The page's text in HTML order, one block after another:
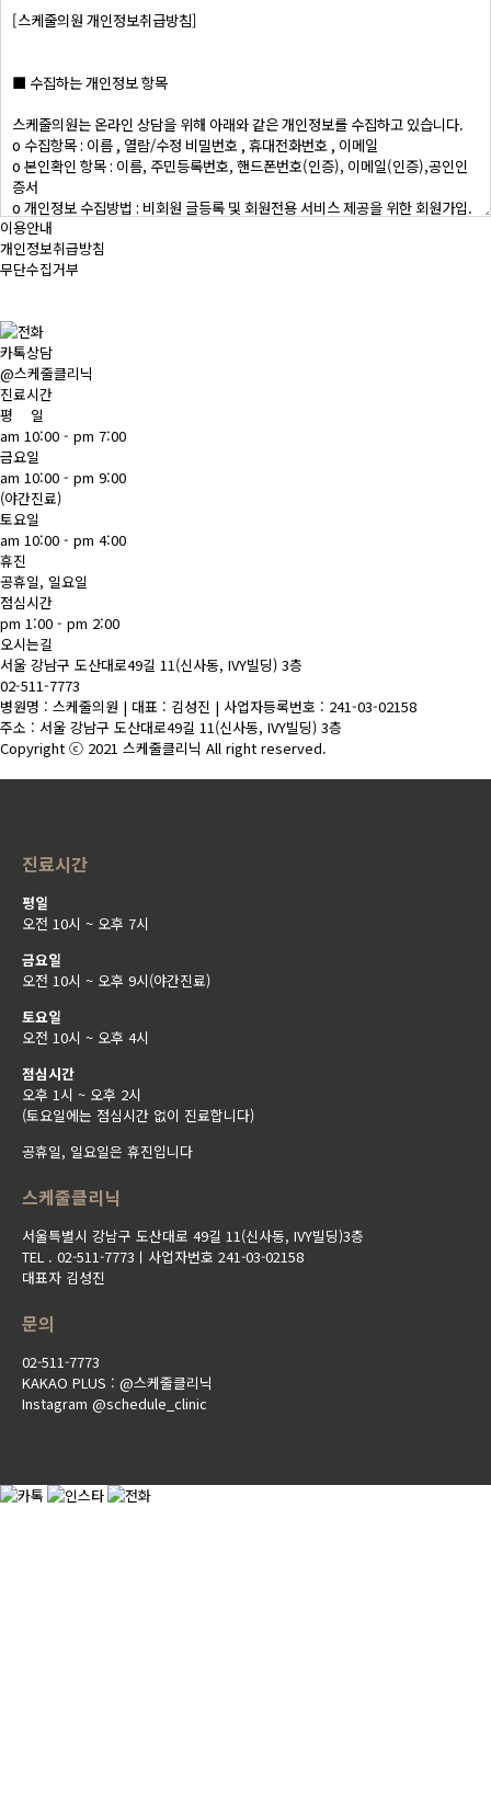
이용안내
개인정보취급방침
무단수집거부
카톡상담
@스케줄클리닉
진료시간
평 일
am 10:00 - pm 7:00
금요일
am 10:00 - pm 9:00
(야간진료)
토요일
am 10:00 - pm 4:00
휴진
공휴일, 일요일
점심시간
pm 1:00 - pm 2:00
오시는길
서울 강남구 도산대로49길 11(신사동, IVY빌딩) 3층
02-511-7773
병원명 : 스케줄의원 | 대표 : 김성진 | 사업자등록번호 : 241-03-02158
주소 : 서울 강남구 도산대로49길 11(신사동, IVY빌딩) 3층
Copyright ⓒ 2021 스케줄클리닉 All right reserved.
진료시간
평일
오전 10시 ~ 오후 7시
금요일
오전 10시 ~ 오후 9시(야간진료)
토요일
오전 10시 ~ 오후 4시
점심시간
오후 1시 ~ 오후 2시
(토요일에는 점심시간 없이 진료합니다)
공휴일, 일요일은 휴진입니다
스케줄클리닉
서울특별시 강남구 도산대로 49길 11(신사동, IVY빌딩)3층
TEL . 02-511-7773ㅣ사업자번호 241-03-02158
대표자 김성진
문의
02-511-7773
KAKAO PLUS : @스케줄클리닉
Instagram @schedule_clinic